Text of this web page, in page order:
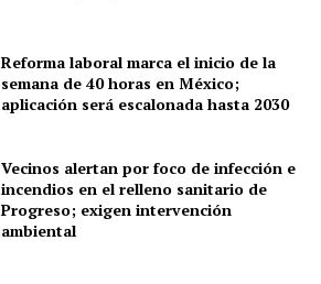
Reforma laboral marca el inicio de la
semana de 40 horas en México;
aplicación será escalonada hasta 2030
Vecinos alertan por foco de infección e
incendios en el relleno sanitario de
Progreso; exigen intervención
ambiental